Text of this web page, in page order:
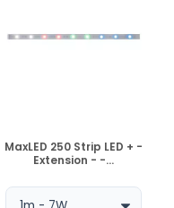
EN STOCK
MaxLED 250 Strip LED + -
Extension - -...